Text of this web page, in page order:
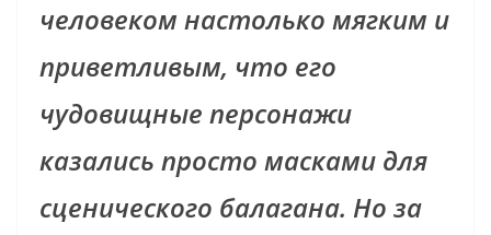
человеком настолько мягким и
приветливым, что его
чудовищные персонажи
казались просто масками для
сценического балагана. Но за